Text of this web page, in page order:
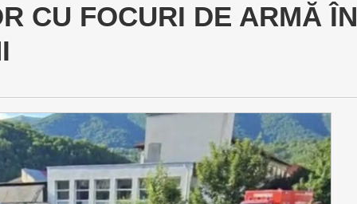
CU FOCURI DE ARMĂ ÎN